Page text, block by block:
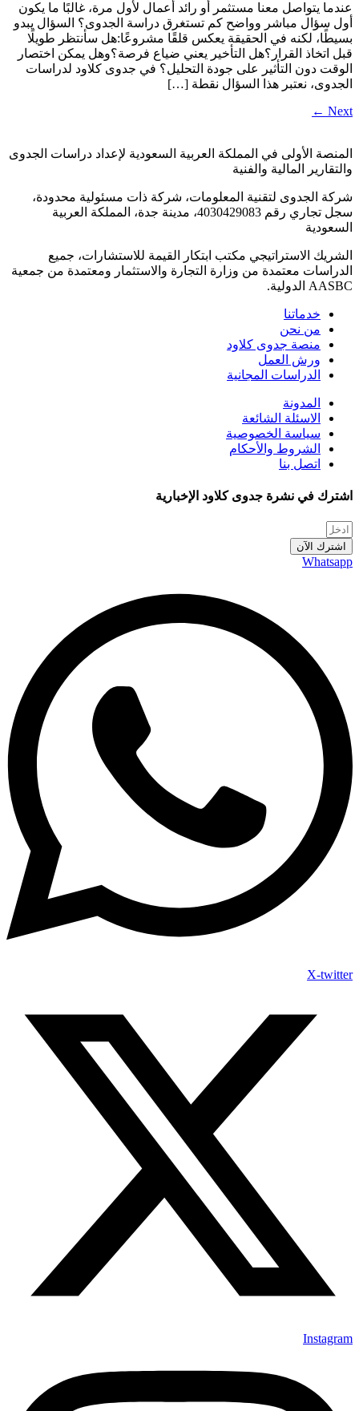
عندما يتواصل معنا مستثمر أو رائد أعمال لأول مرة، غالبًا ما يكون
أول سؤال مباشر وواضح كم تستغرق دراسة الجدوى؟ السؤال يبدو
بسيطًا، لكنه في الحقيقة يعكس قلقًا مشروعًا:هل سأنتظر طويلًا
قبل اتخاذ القرار؟هل التأخير يعني ضياع فرصة؟وهل يمكن اختصار
الوقت دون التأثير على جودة التحليل؟ في جدوى كلاود لدراسات
الجدوى، نعتبر هذا السؤال نقطة […]
Next
←
المنصة الأولى في المملكة العربية السعودية لإعداد دراسات الجدوى
والتقارير المالية والفنية
شركة الجدوى لتقنية المعلومات، شركة ذات مسئولية محدودة،
سجل تجاري رقم 4030429083، مدينة جدة، المملكة العربية
السعودية
الشريك الاستراتيجي مكتب ابتكار القيمة للاستشارات، جميع
الدراسات معتمدة من وزارة التجارة والاستثمار ومعتمدة من جمعية
AASBC الدولية.
خدماتنا
من نحن
منصة جدوى كلاود
ورش العمل
الدراسات المجانية
المدونة
الاسئلة الشائعة
سياسة الخصوصية
الشروط والأحكام
اتصل بنا
اشترك في نشرة جدوى كلاود الإخبارية
اشترك الآن
Whatsapp
X-twitter
Instagram